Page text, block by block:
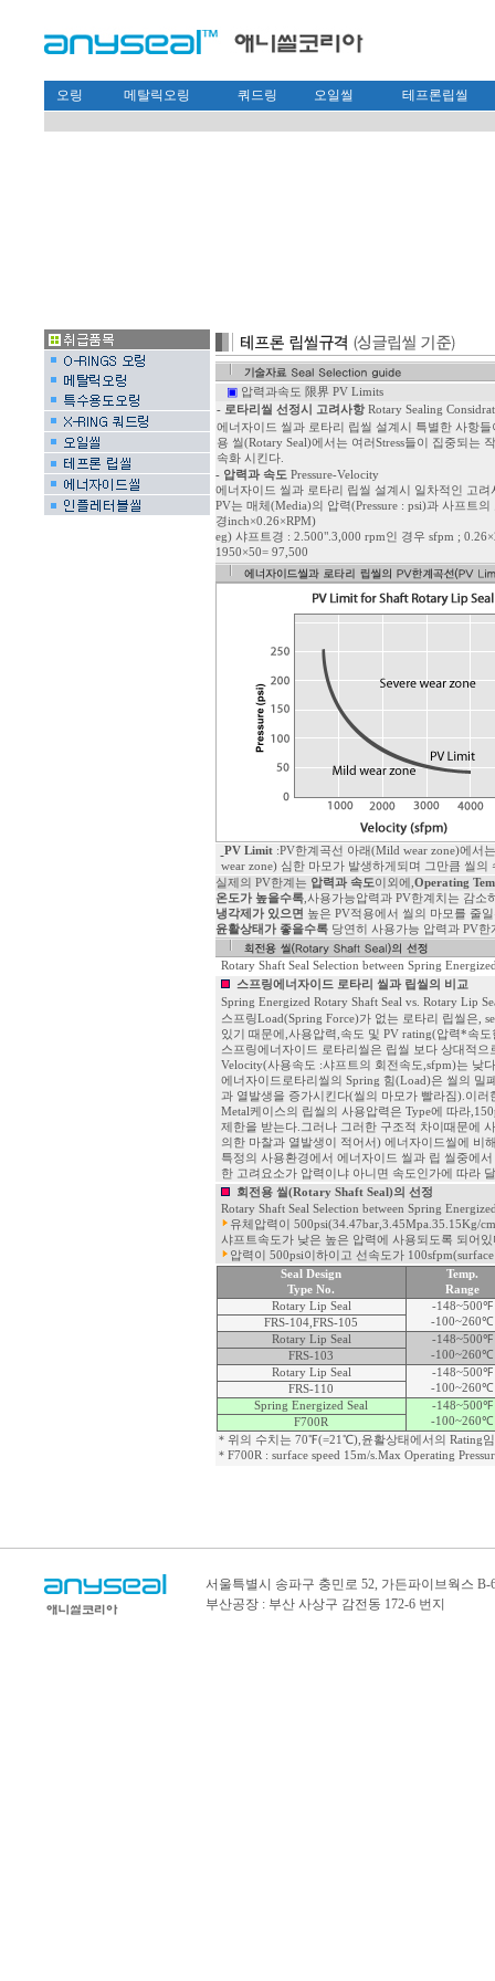
오링 메탈릭오링 쿼드링 오일씰 테프론립씰
▣압력과속도 限界 PV Limits
- 로타리씰 선정시 고려사항 Rotary Sealing
에너자이드 씰과 로타리 립씰 설계시 특별한 사항
용 씰(Rotary Seal)에서는 여러Stress들이 집중되는
속화 시킨다.
- 압력과 속도 Pressure-Velocity
에너자이드 씰과 로타리 립씰 설계시 일차적인 고
PV는 매체(Media)의 압력(Pressure : psi)과 사프트
경inch×0.26×RPM)
eg) 샤프트경 : 2.500".3,000 rpm인 경우 sfpm ;
1950×50= 97,500
PV Limit:PV한계곡선 아래(Mild wear zone)에서
wear zone) 심한 마모가 발생하게되며 그만큼 씰의
실제의 PV한계는 압력과 속도이외에, Operating
온도가 높을수록,사용가능압력과 PV한계치는 감소
냉각제가 있으면 높은 PV적용에서 씰의 마모를 줄
윤활상태가 좋을수록당연히 사용가능 압력과 PV한
Rotary Shaft Seal Selection between Spring
스프링에너자이드 로타리 씰과 립씰의 비교
Spring Energized Rotary Shaft Seal vs. Rotary Lip
스프링Load(Spring Force)가 없는 로타리 립씰은,
있기 때문에,사용압력,속도 및 PV rating(압력*속
스프링에너자이드 로타리씰은 립씰 보다 상대적으
Velocity(사용속도 :샤프트의 회전속도,sfpm)는 낮
에너자이드로타리씰의 Spring 힘(Load)은 씰의 밀
과 열발생을 증가시킨다(씰의 마모가 빨라짐).이
Metal케이스의 립씰의 사용압력은 Type에 따라
제한을 받는다.그러나 그러한 구조적 차이때문에
의한 마찰과 열발생이 적어서) 에너자이드씰에 비
특정의 사용환경에서 에너자이드 씰과 립 씰중에
한 고려요소가 압력이냐 아니면 속도인가에 따라
회전용 씰(Rotary Shaft Seal)의 선정
Rotary Shaft Seal Selection between Spring
유체압력이 500psi(34.47bar,3.45Mpa.35.15Kg/
샤프트속도가 낮은 높은 압력에 사용되도록 되어있
압력이 500psi이하이고 선속도가
Seal Design
Type No.
Temp.
Range
Rotary Lip Seal
-148~500℉
-100~260℃
FRS-104,FRS-105
Rotary Lip Seal
-148~500℉
-100~260℃
FRS-103
Rotary Lip Seal
-148~500℉
-100~260℃
FRS-110
Spring Energized Seal
-148~500℉
-100~260℃
F700R
＊위의 수치는 70℉(=21℃),윤활상태에서의 Rating임
＊F700R : surface speed 15m/s.Max Operating
서울특별시 송파구 충민로 52, 가든파이브웍스 B-
부산공장 : 부산 사상구 감전동 172-6 번지